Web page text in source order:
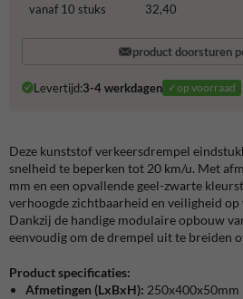
vanaf 10 stuks
32,40
product doorsturen
Levertijd:3-4 werkdagen ✓op voorraad
Deze kunststof verkeersdrempel
snelheid te beperken tot 20 km/u. Met
mm en een opvallende geel-zwarte
verhoogde zichtbaarheid en veiligheid
Dankzij de handige modulaire opbouw
eenvoudig om de drempel uit te breiden
Product specificaties:
Afmetingen (LxBxH): 250x400x50mm